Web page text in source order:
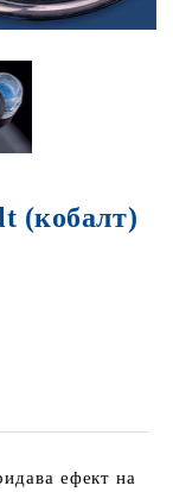
ефект на